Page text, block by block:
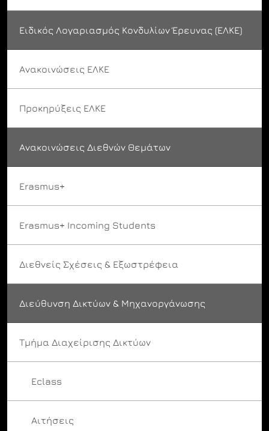
Ειδικός Λογαριασμός Κονδυλίων Έρευνας (ΕΛΚΕ)
Ανακοινώσεις ΕΛΚΕ
Προκηρύξεις ΕΛΚΕ
Ανακοινώσεις Διεθνών Θεμάτων
Erasmus+
Erasmus+ Incoming Students
Διεθνείς Σχέσεις & Εξωστρέφεια
Διεύθυνση Δικτύων & Μηχανοργάνωσης
Τμήμα Διαχείρισης Δικτύων
Eclass
Αιτήσεις